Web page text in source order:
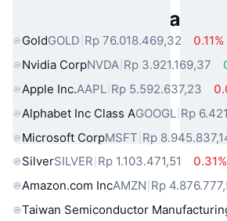
Aset Dunia Nyata
GoldGOLD Rp 76.018.469,32
0.11%
Nvidia CorpNVDA Rp 3.921.169,37
Apple Inc.AAPL Rp 5.592.637,23
Alphabet Inc Class AGOOGL Rp
Microsoft CorpMSFT Rp
SilverSILVER Rp 1.103.471,51
0.31%
Amazon.com IncAMZN Rp
Taiwan Semiconductor